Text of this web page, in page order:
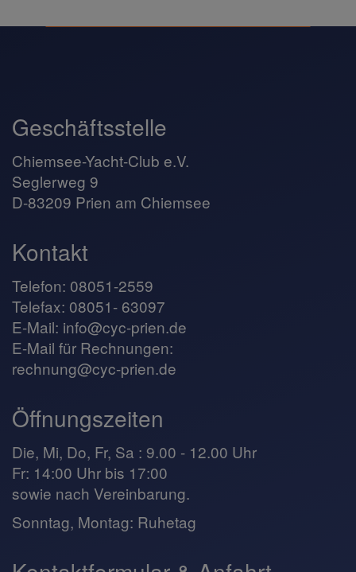
Geschäftsstelle
Chiemsee-Yacht-Club e.V.
Seglerweg 9
D-83209 Prien am Chiemsee
Kontakt
Telefon: 08051-2559
Telefax: 08051- 63097
E-Mail: info@cyc-prien.de
E-Mail für Rechnungen:
rechnung@cyc-prien.de
Öffnungszeiten
Die, Mi, Do, Fr, Sa : 9.00 - 12.00 Uhr
Fr: 14:00 Uhr bis 17:00
sowie nach Vereinbarung.
Sonntag, Montag: Ruhetag